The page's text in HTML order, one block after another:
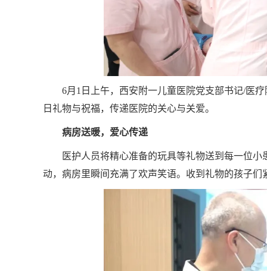
6月1日上午，西安附一儿童医院党支部书记/医
日礼物与祝福，传递医院的关心与关爱。
病房送暖，爱心传递
医护人员将精心准备的玩具等礼物送到每一位
动，病房里瞬间充满了欢声笑语。收到礼物的孩子